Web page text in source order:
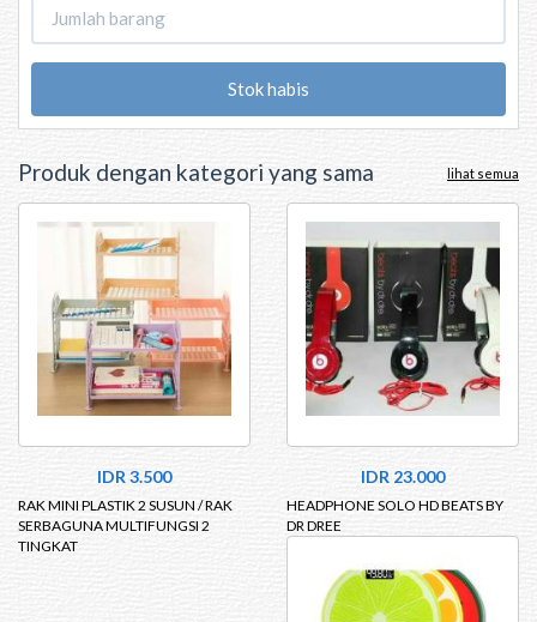
Stok habis
Produk dengan kategori yang sama lihat semua
IDR 3.500
RAK MINI PLASTIK 2 SUSUN / RAK
SERBAGUNA MULTIFUNGSI 2
TINGKAT
IDR 23.000
HEADPHONE SOLO HD BEATS BY
DR DREE